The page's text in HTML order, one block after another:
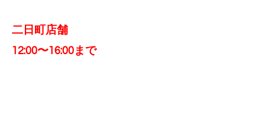
二日町店舗
12:00〜16:00まで